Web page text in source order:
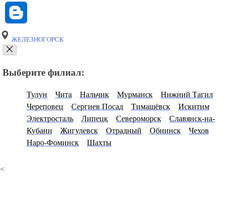
ЖЕЛЕЗНОГОРСК
Выберите филиал:
Тулун Чита Нальчик Мурманск
Нижний Тагил
Череповец
Сергиев Посад Тимашёвск
Искитим
Электросталь
Липецк Североморск
Славянск-на-
Кубани
Жигулевск Отрадный Обнинск
Чехов
Наро-Фоминск
Шахты
<